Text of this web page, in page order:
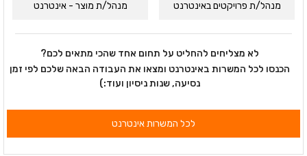
מנהל/ת פרויקטים באינטרנט מנהל/ת מוצר - אינטרנט
לא מצליחים להחליט על תחום אחד שהכי מתאים לכם?
הכנסו לכל המשרות באינטרנט ומצאו את העבודה הבאה שלכם לפי זמן
נסיעה, שנות ניסיון ועוד:)
לכל המשרות אינטרנט